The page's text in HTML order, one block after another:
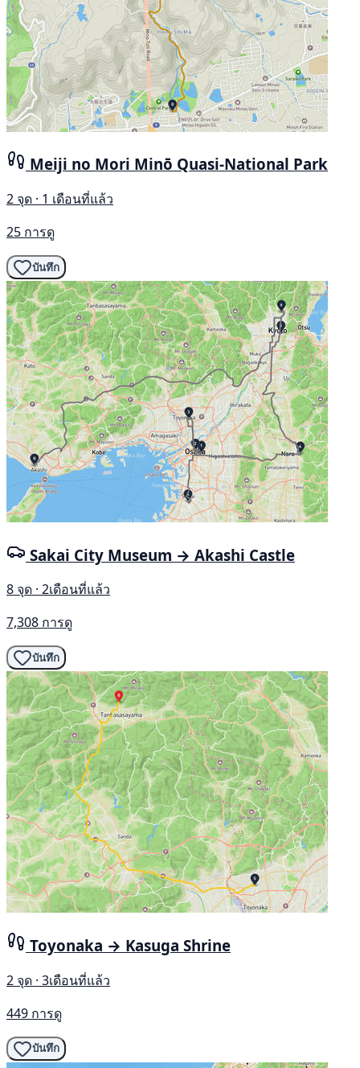
Meiji no Mori Minō Quasi-National Park
2 จุด · 1 เดือนที่แล้ว
25 การดู
บันทึก
Sakai City Museum → Akashi Castle
8 จุด · 2เดือนที่แล้ว
7,308 การดู
บันทึก
Toyonaka → Kasuga Shrine
2 จุด · 3เดือนที่แล้ว
449 การดู
บันทึก